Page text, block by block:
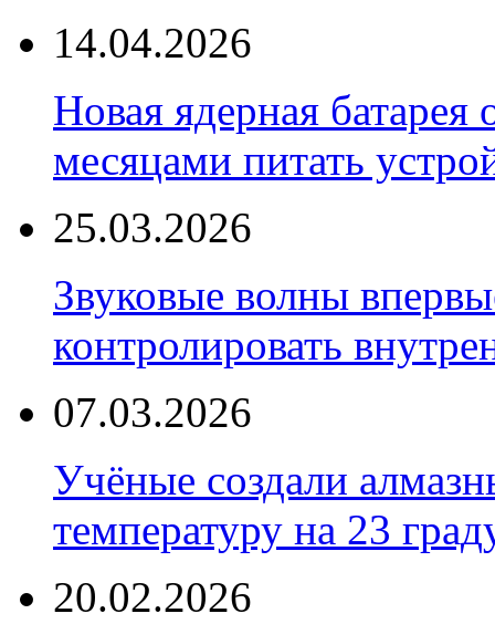
14.04.2026
Новая ядерная батарея
месяцами питать
25.03.2026
Звуковые волны
контролировать
07.03.2026
Учёные создали
температуру на 23
20.02.2026